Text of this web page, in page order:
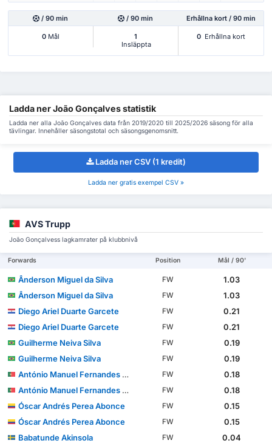
/ 90 min / 90 min Erhållna kort / 90 min
0Mål
1
Insläppta
0 Erhållna kort
Ladda ner João Gonçalves statistik
Ladda ner alla João Gonçalves data från 2019/2020 till 2025/2026 säsong för alla
tävlingar. Innehåller säsongstotal och säsongsgenomsnitt.
Ladda ner CSV (1 kredit)
Ladda ner gratis exempel CSV »
AVS Trupp
João Gonçalvess lagkamrater på klubbnivå
Forwards Position Mål / 90'
Ânderson Miguel da Silva FW
1.03
Ânderson Miguel da Silva
FW
1.03
Diego Ariel Duarte Garcete
FW
0.21
Diego Ariel Duarte Garcete
FW
0.21
Guilherme Neiva Silva
FW
0.19
Guilherme Neiva Silva
FW
0.19
António Manuel Fernandes Mendes
FW
0.18
António Manuel Fernandes Mendes
FW
0.18
Óscar Andrés Perea Abonce
FW
0.15
Óscar Andrés Perea Abonce
FW
0.15
Babatunde Akinsola
FW
0.04